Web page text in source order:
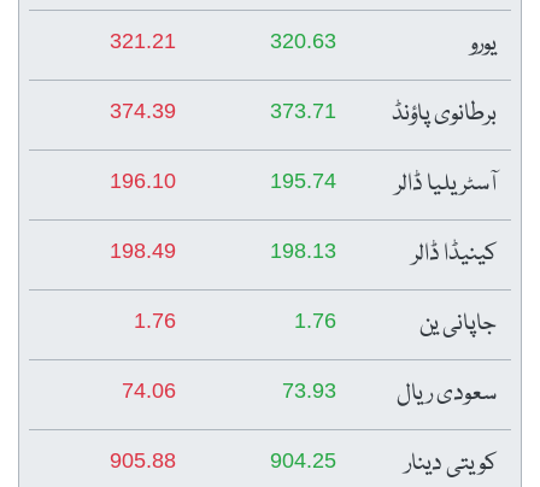
یورو 320.63
321.21
برطانوی پاؤنڈ 373.71
374.39
آسٹریلیا ڈالر 195.74
196.10
کینیڈا ڈالر 198.13
198.49
جاپانی ین 1.76
1.76
سعودی ریال 73.93
74.06
کویتی دینار 904.25
905.88